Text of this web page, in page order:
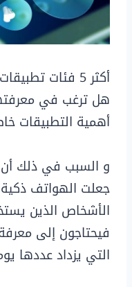
أكثر 5 فئات
هل ترغب في
أهمية التطبيقات
و السبب في ذلك
جعلت الهواتف ذكية
الأشخاص الذين
فيحتاجون إلى
التي يزداد عددها